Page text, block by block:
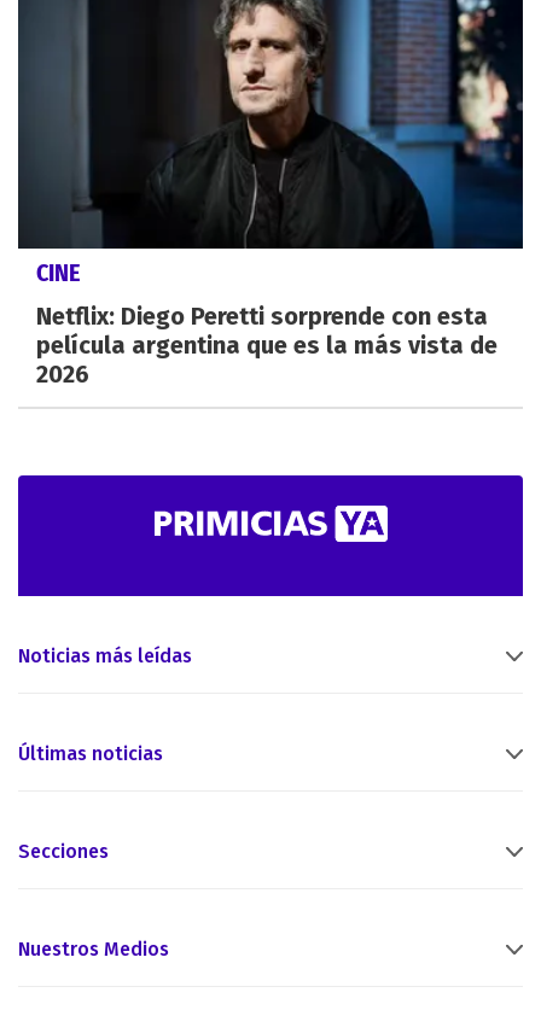
CINE
Netflix: Diego Peretti sorprende con esta
película argentina que es la más vista de
2026
Noticias más leídas
Últimas noticias
Secciones
Nuestros Medios